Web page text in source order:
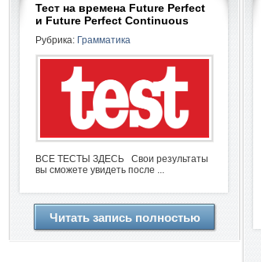
Тест на времена Future Perfect
и Future Perfect Continuous
Рубрика: Грамматика
ВСЕ ТЕСТЫ ЗДЕСЬ Свои результаты
вы сможете увидеть после ...
Читать запись полностью